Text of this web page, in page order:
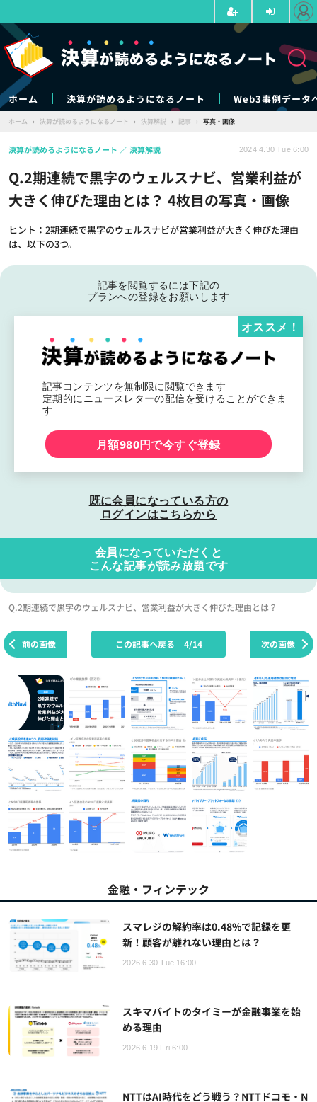
ホーム 決算が読めるようになるノート Web3事例データ
ホーム › 決算が読めるようになるノート › 決算解説 › 記事 › 写真・画像
Q.2期連続で黒字のウェルスナビ、営業利益が
大きく伸びた理由とは？ 4枚目の写真・画像
ヒント：2期連続で黒字のウェルスナビが営業利益が大きく伸びた理由
は、以下の3つ。
決算が読めるようになるノート 決算解説 2024.4.30 Tue 6:00
記事を閲覧するには下記の
プランへの登録をお願いします
記事コンテンツを無制限に閲覧できます
定期的にニュースレターの配信を受けることができま
す
オススメ！
月額980円で今すぐ登録
既に会員になっている方の
ログインはこちらから
会員になっていただくと
こんな記事が読み放題です
Q.2期連続で黒字のウェルスナビ、営業利益が大きく伸びた理由とは？
前の画像 次の画像
この記事へ戻る 4/14
金融・フィンテック
スマレジの解約率は0.48%で記録を更
新！顧客が離れない理由とは？
2026.6.30 Tue 16:00
スキマバイトのタイミーが金融事業を始
める理由
2026.6.19 Fri 6:00
NTTはAI時代をどう戦う？NTTドコモ・N